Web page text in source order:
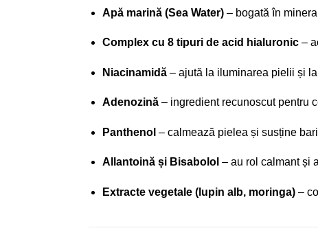
Apă marină (Sea Water)– bogată în
Complex cu 8 tipuri de acid hialuronic–
Niacinamidă– ajută la iluminarea pielii și
Adenozină– ingredient recunoscut pentru
Panthenol – calmează pielea și susține
Allantoină și Bisabolol – au rol calmant și
Extracte vegetale (lupin alb, moringa)–